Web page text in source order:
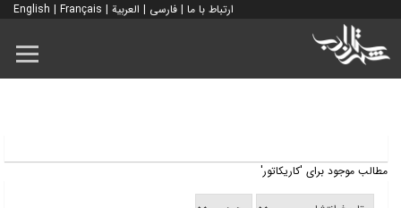
ارتباط با ما | فارسی | العربية |
English | Français
مطالب موجود برای 'کاریکاتور'